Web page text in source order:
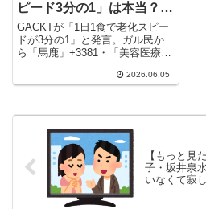
ピード3分の1」は本当？ガ
ル民の反応まとめ
GACKTが「1日1食で老化スピー
ドが3分の1」と発言。ガル民か
ら「馬鹿」+3381・「美容医療し
ツッコミが殺到。オートファジ
め。
2026.06.05
【もっと見
子・坂井泉
いなくて寂